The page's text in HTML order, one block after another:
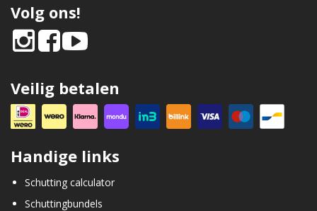
Volg ons!
Veilig betalen
Handige links
Schutting calculator
Schuttingbundels